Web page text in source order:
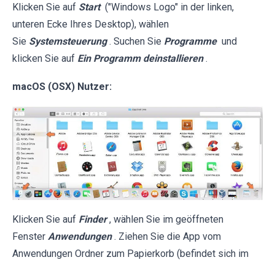
Klicken Sie auf Start ("Windows Logo" in der linken,
unteren Ecke Ihres Desktop), wählen
Sie Systemsteuerung . Suchen Sie Programme und
klicken Sie auf Ein Programm deinstallieren .
macOS (OSX) Nutzer:
Klicken Sie auf Finder , wählen Sie im geöffneten
Fenster Anwendungen . Ziehen Sie die App vom
Anwendungen Ordner zum Papierkorb (befindet sich im